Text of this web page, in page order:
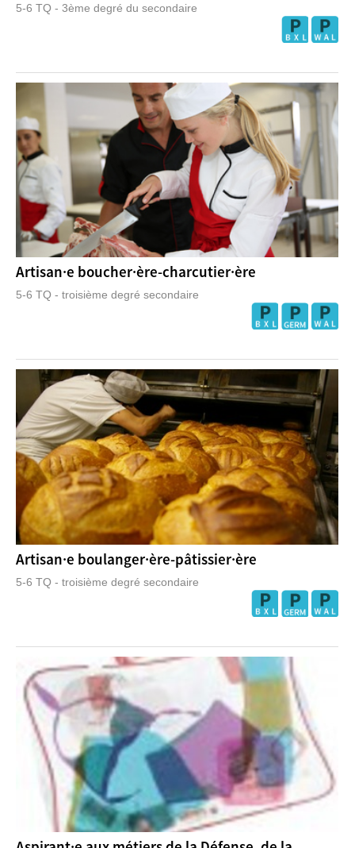
5-6 TQ - 3ème degré du secondaire
Artisan·e boucher·ère-charcutier·ère
5-6 TQ - troisième degré secondaire
Artisan·e boulanger·ère-pâtissier·ère
5-6 TQ - troisième degré secondaire